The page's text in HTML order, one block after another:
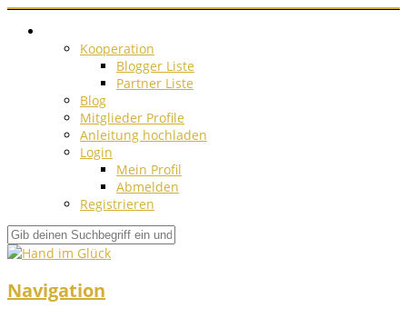
Kooperation
Blogger Liste
Partner Liste
Blog
Mitglieder Profile
Anleitung hochladen
Login
Mein Profil
Abmelden
Registrieren
Navigation